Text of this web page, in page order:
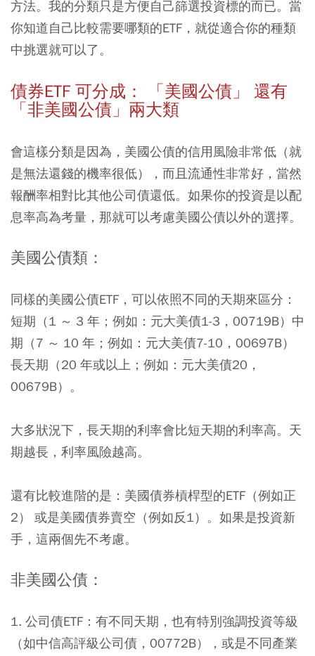
方法。我的分類只是方便自己篩選投資標的而已。當
你知道自己比較需要哪類的ETF，就從適合你的種類
中挑選就可以了。
債券ETF 可分成： 「美國公債」 還有
「非美國公債」兩大類
會這樣分類是因為， 美國公債的信用風險非常低（就
是無法還錢的機率很低），而且流通性非常好，當然
報酬率相對比其他公司債還低。如果你的投資是以配
息率高為考量，那就可以考慮美國公債以外的選擇。
美國公債類：
同樣的美國公債ETF，可以依照不同的天期來區分：
短期（1 ～ 3 年；例如：元大美債1-3，00719B）中
期（7 ～ 10 年；例如：元大美債7-10，00697B）
長天期（20 年或以上；例如：元大美債20，
00679B）。
大多狀況下，長天期的利率會比短天期的利率高。天
期越長，利率風險越高。
還有比較進階的是：美國債券槓桿型的ETF（例如正
2） 或是美國債券賣空（例如反1）。如果是投資新
手，這兩個先不考慮。
非美國公債：
1. 公司債ETF：有不同天期，也有特別強調投資等級
（如中信高評級公司債，00772B），或是不同產業